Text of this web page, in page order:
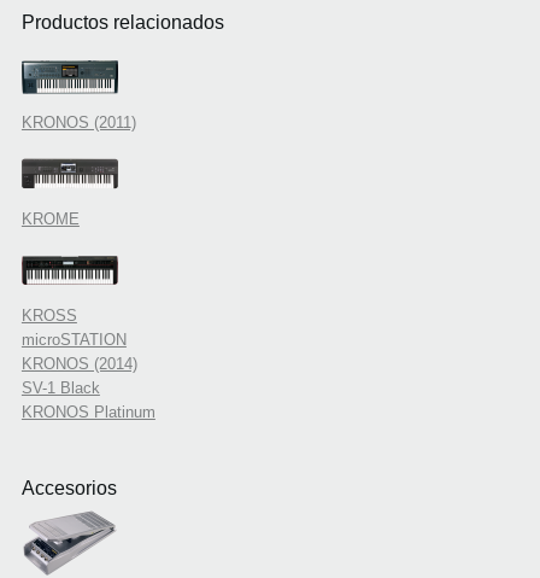
Productos relacionados
KRONOS (2011)
KROME
KROSS
microSTATION
KRONOS (2014)
SV-1 Black
KRONOS Platinum
Accesorios